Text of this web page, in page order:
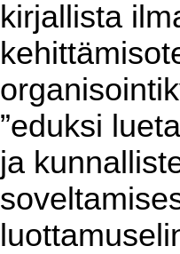
kirjallista
”eduksi
ja